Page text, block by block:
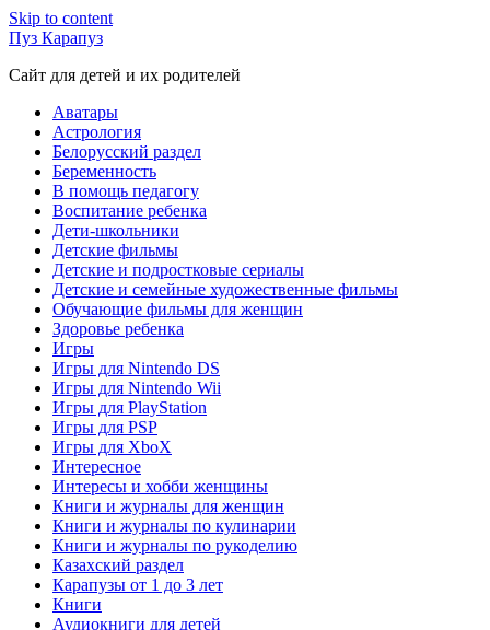
Skip to content
Пуз Карапуз
Сайт для детей и их родителей
Аватары
Астрология
Белорусский раздел
Беременность
В помощь педагогу
Воспитание ребенка
Дети-школьники
Детские фильмы
Детские и подростковые сериалы
Детские и семейные художественные фильмы
Обучающие фильмы для женщин
Здоровье ребенка
Игры
Игры для Nintendo DS
Игры для Nintendo Wii
Игры для PlayStation
Игры для PSP
Игры для XboX
Интересное
Интересы и хобби женщины
Книги и журналы для женщин
Книги и журналы по кулинарии
Книги и журналы по рукоделию
Казахский раздел
Карапузы от 1 до 3 лет
Книги
Аудиокниги для детей